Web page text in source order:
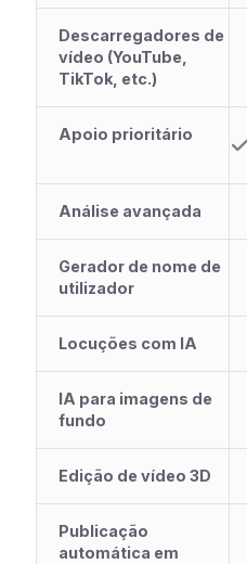
Descarregadores de
vídeo (YouTube,
TikTok, etc.)
Apoio prioritário
Análise avançada
Gerador de nome de
utilizador
Locuções com IA
IA para imagens de
fundo
Edição de vídeo 3D
Publicação
automática em